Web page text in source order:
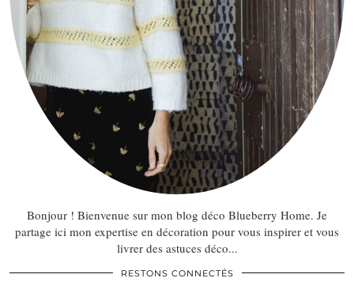
Bonjour ! Bienvenue sur mon blog déco Blueberry Home. Je
partage ici mon expertise en décoration pour vous inspirer et vous
livrer des astuces déco...
RESTONS CONNECTÉS